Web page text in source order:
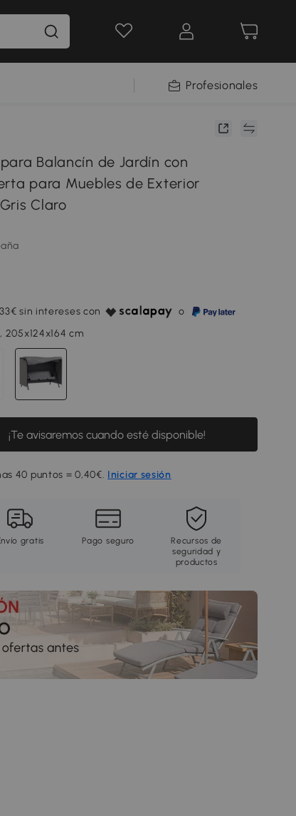
Profesionales
Balancín de Jardín con
para Muebles de Exterior
Claro
sin intereses con
o
205x124x164 cm
¡Te avisaremos cuando esté disponible!
40 puntos = 0,40€. Iniciar sesión
gratis Pago seguro
Recursos de
seguridad y
productos